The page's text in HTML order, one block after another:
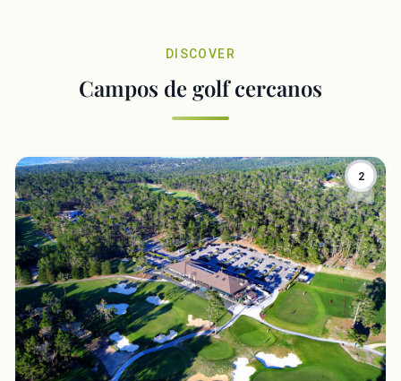
DISCOVER
Campos de golf cercanos
2